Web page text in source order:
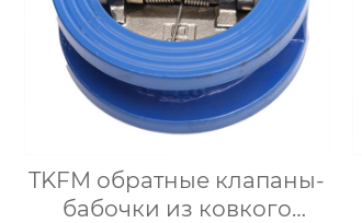
TKFM обратные клапаны-
бабочки из ковкого